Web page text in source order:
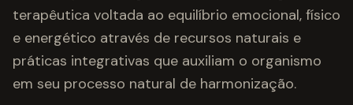
terapêutica voltada ao equilíbrio emocional, físico
e energético através de recursos naturais e
práticas integrativas que auxiliam o organismo
em seu processo natural de harmonização.